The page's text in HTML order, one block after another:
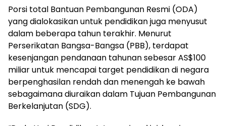
Porsi total Bantuan Pembangunan Resmi (ODA)
yang dialokasikan untuk pendidikan juga menyusut
dalam beberapa tahun terakhir. Menurut
Perserikatan Bangsa-Bangsa (PBB), terdapat
kesenjangan pendanaan tahunan sebesar AS$100
miliar untuk mencapai target pendidikan di negara
berpenghasilan rendah dan menengah ke bawah
sebagaimana diuraikan dalam Tujuan Pembangunan
Berkelanjutan (SDG).